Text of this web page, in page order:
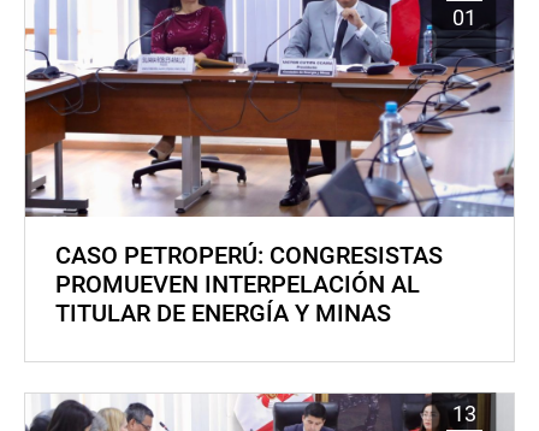
01
CASO PETROPERÚ: CONGRESISTAS
PROMUEVEN INTERPELACIÓN AL
TITULAR DE ENERGÍA Y MINAS
13